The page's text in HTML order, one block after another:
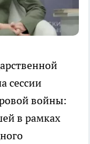
сессии
войны:
в рамках